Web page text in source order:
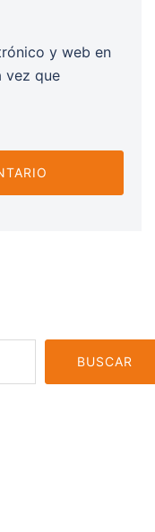
y web en
vez que
BUSCAR